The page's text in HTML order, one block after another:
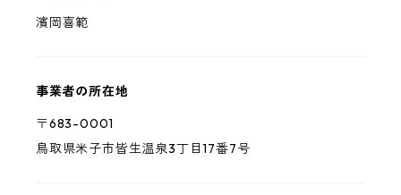
濱岡喜範
事業者の所在地
〒683-0001
鳥取県米子市皆生温泉3丁目17番7号